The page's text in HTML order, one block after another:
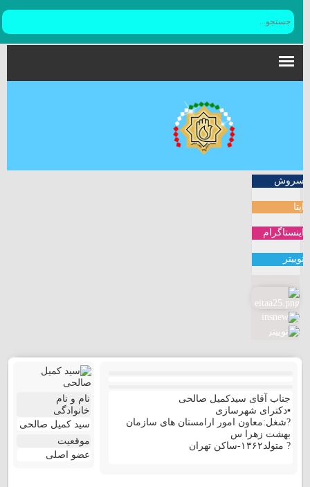
سروش
ایتا
اینستاگرام
توییتر
نام و نام
خانوادگی
سید کمیل صالحی
موقعیت
عضو اصلی
جناب آقای سیدکمیل صالحی
▪️دکترای شهرسازی
?شغل:معاون امور ارامستان های سازمان
بهشت زهرا س
? متولد۱۳۶۲-ساکن تهران